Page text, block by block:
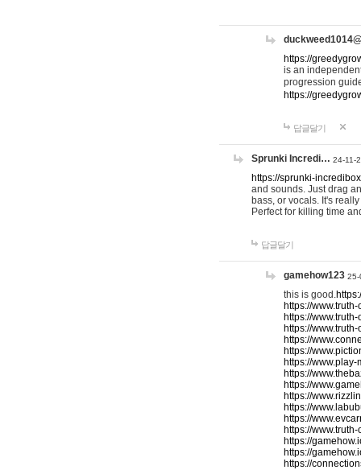
https://
is an
progression
https://
답글달기
Sprunki Incredi… 24-11-
https://sprunki-
and sounds. Just drag
bass, or vocals. It's
Perfect for killing time
답글달기
gamehow123 25-
this is good.
https://
https://
https://
https://
https://
https://
https://
https://
https://
https://
https://
https://
https://
https://
https://